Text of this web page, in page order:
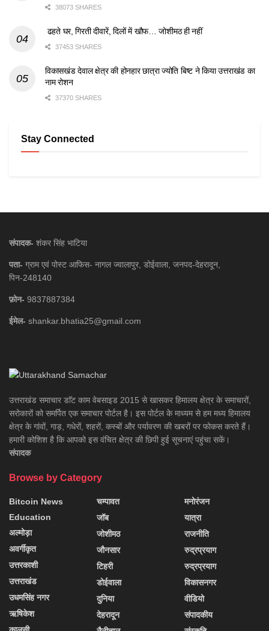
38073 SHARES
ढहते घर, गिरती दीवारें, दिलों में खौफ… जोशीमठ ही नहीं
37453 SHARES
विकासखंड देवाल क्षेत्र की होनहार छात्रा ज्योति बिष्ट ने किया उत्तराखंड का
नाम रोशन
37370 SHARES
Stay Connected
संपादक- शंकर सिंह भाटिया
पता- ग्राम एवं पोस्ट आफिस- नागल ज्वालापुर, डोईवाला, जनपद-देहरादून,
पिन-248140
फ़ोन- 9837887384
ईमेल- shankar.bhatia25@gmail.com
उत्तराखंड समाचार डाॅट काम वेबसाइड 2015 से खासकर हिमालय क्षेत्र के समाचारों,
सरोकारों को समर्पित एक समाचार पोर्टल है। इस पोर्टल के माध्यम से हम मध्य हिमालय
क्षेत्र के गांवों, गाड़, गधेरों, शहरों, कस्बों और पर्यावरण की खबरों पर फोकस करते हैं।
हमारी कोशिश है कि आपको इस वंचित क्षेत्र की छिपी हुई सूचनाएं पहुंचा सकें।
संपादक
Browse by Category
Bitcoin News
Education
अल्मोड़ा
अवर्गीकृत
उत्तरकाशी
उत्तराखंड
उधमसिंह नगर
ऋषिकेश
चम्पावत
जॉब
जोशीमठ
जौनसार
टिहरी
डोईवाला
दुनिया
देहरादून
मनोरंजन
यात्रा
राजनीति
रुद्रप्रयाग
रुद्रप्रयाग
विकासनगर
वीडियो
संपादकीय